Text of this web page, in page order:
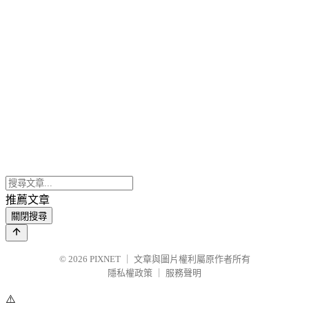
推薦文章
關閉搜尋
© 2026 PIXNET
文章與圖片權利屬原作者所有
隱私權政策
服務聲明
⚠️